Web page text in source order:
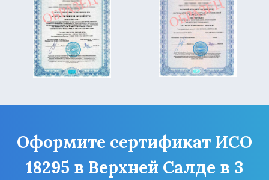
Оформите сертификат ИСО
18295 в Верхней Салде в 3